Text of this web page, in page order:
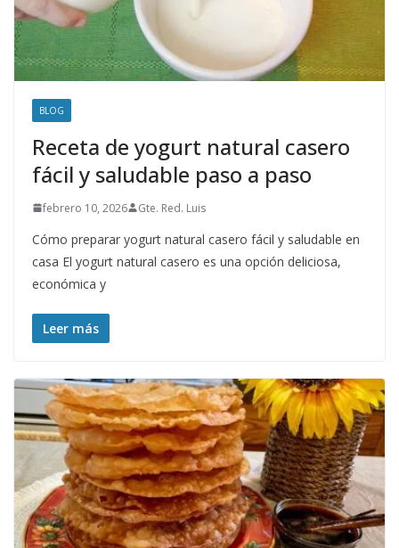
BLOG
Receta de yogurt natural casero
fácil y saludable paso a paso
febrero 10, 2026 Gte. Red. Luis
Cómo preparar yogurt natural casero fácil y saludable en
casa El yogurt natural casero es una opción deliciosa,
económica y
Leer más